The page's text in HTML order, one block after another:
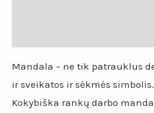
Mandala – ne tik patrauklus
ir sveikatos ir sėkmės simbolis.
Kokybiška rankų darbo